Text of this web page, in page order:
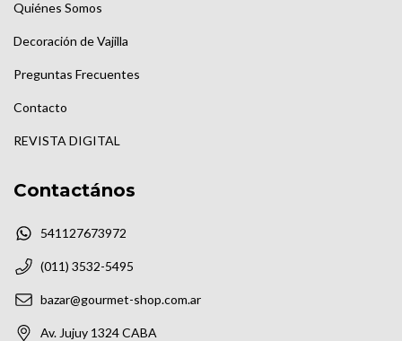
Quiénes Somos
Decoración de Vajilla
Preguntas Frecuentes
Contacto
REVISTA DIGITAL
Contactános
541127673972
(011) 3532-5495
bazar@gourmet-shop.com.ar
Av. Jujuy 1324 CABA